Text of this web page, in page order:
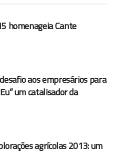
homenageia Cante
aos empresários para
um catalisador da
agrícolas 2013: um